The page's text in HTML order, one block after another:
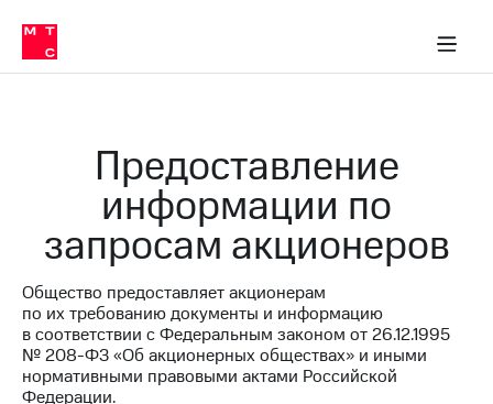
Медиа-центр
и акционерам
Устойчивое развитие
Комплаенс и деловая этика
компании
Карьера
в МТС
История
компании
региона
Правовая
информация
в МТС
Пресс-
релизы
МТС
Предоставление
информации по
запросам акционеров
Общество предоставляет акционерам
по их требованию документы и информацию
в соответствии с Федеральным законом от 26.12.1995
№ 208-ФЗ «Об акционерных обществах» и иными
нормативными правовыми актами Российской
Федерации.